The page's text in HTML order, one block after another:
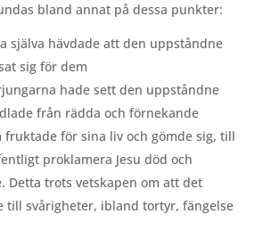
bland annat på dessa punkter:
själva hävdade att den uppståndne
sig för dem
hade sett den uppståndne
från rädda och förnekande
fruktade för sina liv och gömde sig, till
proklamera Jesu död och
Detta trots vetskapen om att det
till svårigheter, ibland tortyr, fängelse